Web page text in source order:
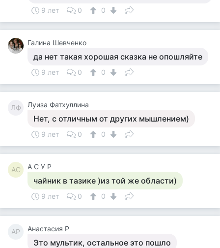
9 лет 0 0
Галина Шевченко
да нет такая хорошая сказка не опошляйте
9 лет 0 0
ЛФ Луиза Фатхуллина
Нет, с отличным от других мышлением)
9 лет 0 0
АС А С У Р
чайник в тазике )из той же области)
9 лет 0 0
АР Анастасия Р
Это мультик, остальное это пошло